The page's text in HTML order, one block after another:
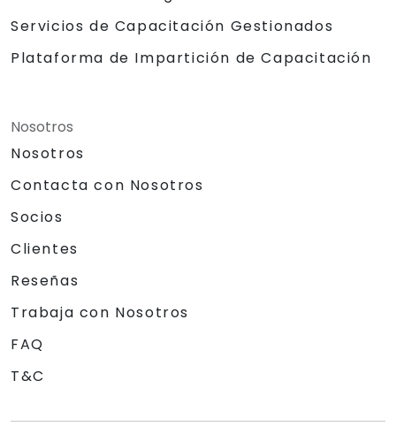
Servicios de Capacitación Gestionados
Plataforma de Impartición de Capacitación
Nosotros
Nosotros
Contacta con Nosotros
Socios
Clientes
Reseñas
Trabaja con Nosotros
FAQ
T&C